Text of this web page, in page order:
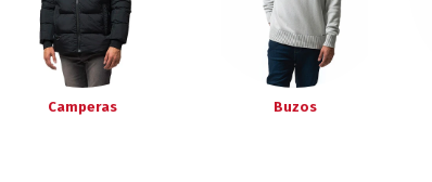
Camperas Buzos